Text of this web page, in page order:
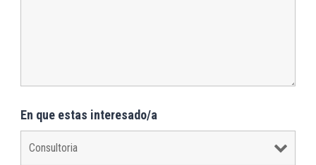
En que estas interesado/a